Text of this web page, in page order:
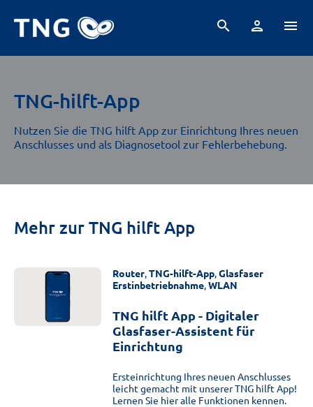
search person menu
TNG-hilft-App
Nutzen Sie die TNG hilft App zur Einrichtung Ihres neuen
Anschlusses und als Diagnosetool zur Fehlerbehebung.
Mehr zur TNG hilft App
Router,TNG-hilft-App,Glasfaser
Erstinbetriebnahme,WLAN
TNG hilft App - Digitaler
Glasfaser-Assistent für
Einrichtung
Ersteinrichtung Ihres neuen Anschlusses
leicht gemacht mit unserer TNG hilft App!
Lernen Sie hier alle Funktionen kennen.